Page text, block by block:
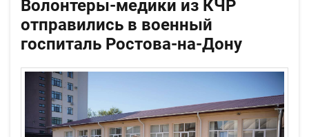
Волонтеры-медики из КЧР
отправились в военный
госпиталь Ростова-на-Дону